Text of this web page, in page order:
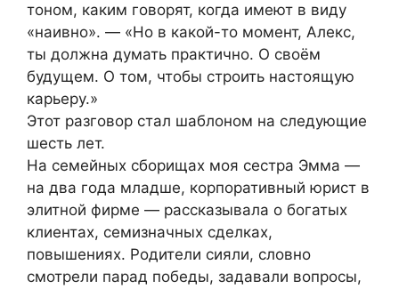
тоном, каким говорят, когда имеют в виду
«наивно». — «Но в какой-то момент, Алекс,
ты должна думать практично. О своём
будущем. О том, чтобы строить настоящую
карьеру.»
Этот разговор стал шаблоном на следующие
шесть лет.
На семейных сборищах моя сестра Эмма —
на два года младше, корпоративный юрист в
элитной фирме — рассказывала о богатых
клиентах, семизначных сделках,
повышениях. Родители сияли, словно
смотрели парад победы, задавали вопросы,